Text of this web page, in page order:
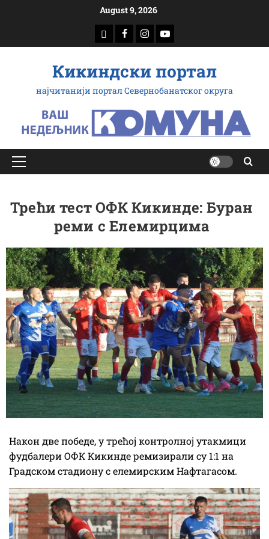
August 9, 2026
доwнлоад
Фацебоок
Инстаграм
Yоутубе
Кикиндски портал
најчитанији портал Севернобанатског округа
Примарy
Трећи тест ОФК Кикинде: Буран
реми с Елемирцима
Након две победе, у трећој контролној утакмици
фудбалери ОФК Кикинде ремизирали су 1:1 на
Градском стадиону с елемирским Нафтагасом.